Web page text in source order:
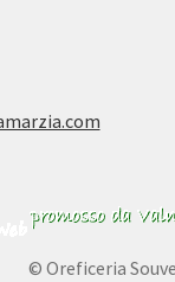
© Oreficeria